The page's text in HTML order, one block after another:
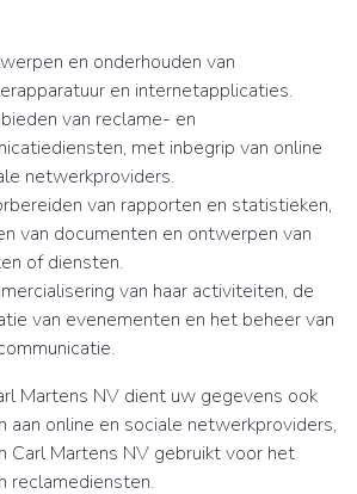
en onderhouden van
en internetapplicaties.
van reclame- en
met inbegrip van online
netwerkproviders.
van rapporten en statistieken,
van documenten en ontwerpen van
of diensten.
van haar activiteiten, de
van evenementen en het beheer van
Martens NV dient uw gegevens ook
aan online en sociale netwerkproviders,
Carl Martens NV gebruikt voor het
reclamediensten.